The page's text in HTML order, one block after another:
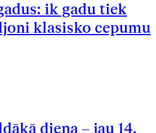
ik gadu tiek
klasisko cepumu
diena – jau 14.